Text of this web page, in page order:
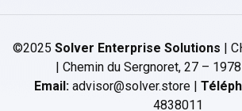
©2025 Solver Enterprise Solutions |
| Chemin du Sergnoret, 27 –
Email:advisor@solver.store |
4838011